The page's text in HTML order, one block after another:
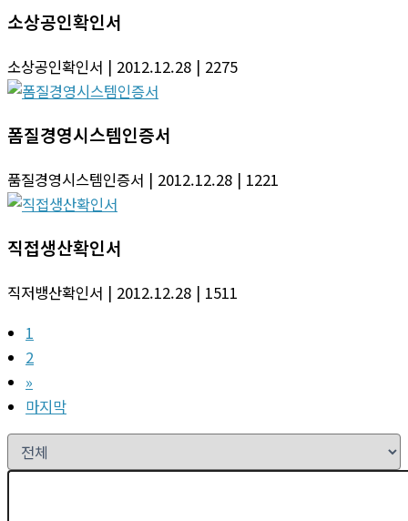
소상공인확인서
소상공인확인서 | 2012.12.28 | 2275
폼질경영시스템인증서
품질경영시스템인증서 | 2012.12.28 | 1221
직접생산확인서
직저뱅산확인서 | 2012.12.28 | 1511
1
2
»
마지막